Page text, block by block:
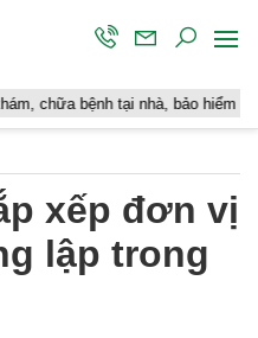
tại nhà, bảo hiểm y tế chi trả
xếp đơn vị
lập trong